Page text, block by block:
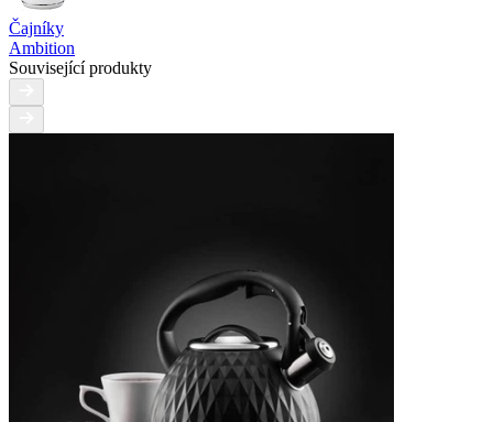
Čajníky
Ambition
Související produkty